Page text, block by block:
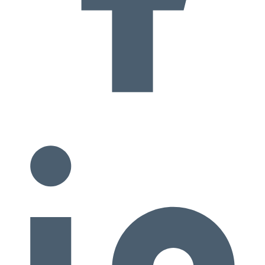
passante, le franchisé d’une enseigne de services doit en permanence